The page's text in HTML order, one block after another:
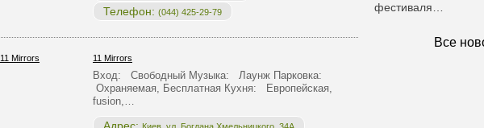
Телефон: (044) 425-29-79
11 Mirrors
Вход: Свободный Музыка: Лаунж Парковка:
Охраняемая, Бесплатная Кухня: Европейская,
fusion,…
фестиваля…
Все